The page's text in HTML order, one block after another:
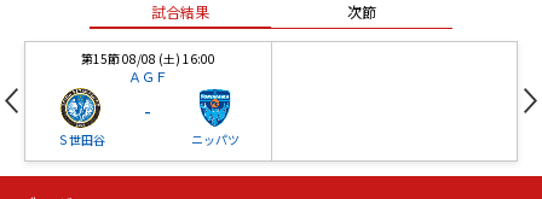
試合結果 次節
第15節 08/08 (土) 16:00
ＡＧＦ
Ｓ世田谷
-
ニッパツ